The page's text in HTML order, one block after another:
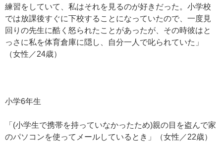
練習をしていて、私はそれを見るのが好きだった。小学校
では放課後すぐに下校することになっていたので、一度見
回りの先生に酷く怒られたことがあったが、その時彼はと
っさに私を体育倉庫に隠し、自分一人で叱られていた」
（女性／24歳）
小学6年生
「(小学生で携帯を持っていなかったため)親の目を盗んで家
のパソコンを使ってメールしているとき」（女性／22歳）